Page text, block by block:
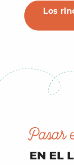
Los
Pasar
EN EL